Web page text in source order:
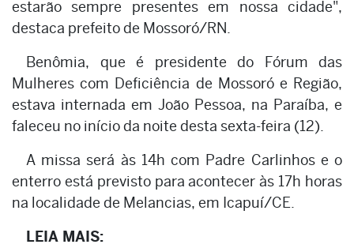
estarão sempre presentes em nossa cidade",
destaca prefeito de Mossoró/RN.
Benômia, que é presidente do Fórum das
Mulheres com Deficiência de Mossoró e Região,
estava internada em João Pessoa, na Paraíba, e
faleceu no início da noite desta sexta-feira (12).
A missa será às 14h com Padre Carlinhos e o
enterro está previsto para acontecer às 17h horas
na localidade de Melancias, em Icapuí/CE.
LEIA MAIS: